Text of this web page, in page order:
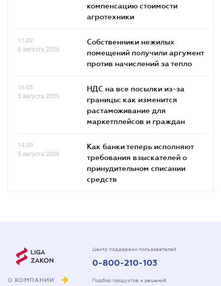
компенсацию стоимости
агротехники
11.02
6 августа 2026
Собственники нежилых
помещений получили аргумент
против начислений за тепло
16.05
5 августа 2026
НДС на все посылки из-за
границы: как изменится
растаможивание для
маркетплейсов и граждан
14.09
5 августа 2026
Как банки теперь исполняют
требования взыскателей о
принудительном списании
средств
О КОМПАНИИ
Центр поддержки пользователей
0-800-210-103
Подбор продуктов и решений